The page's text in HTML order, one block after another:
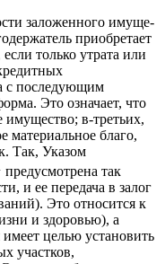
заложенного имуще­
приобретает
только утрата или
с последующим
Это означает, что
имущество; в-третьих,
материальное благо,
Так, Указом
предусмотрена так
и ее передача в залог
Это относится к
и здоровью), а
целью установить
участков,